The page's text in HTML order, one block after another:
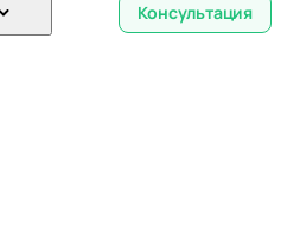
Консультация